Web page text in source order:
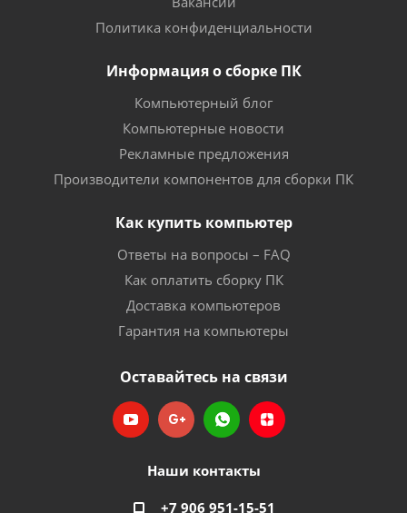
Политика конфиденциальности
Информация о сборке ПК
Компьютерный блог
Компьютерные новости
Рекламные предложения
Производители компонентов для сборки ПК
Как купить компьютер
Ответы на вопросы – FAQ
Как оплатить сборку ПК
Доставка компьютеров
Гарантия на компьютеры
Оставайтесь на связи
Наши контакты
+7 906 951-15-51